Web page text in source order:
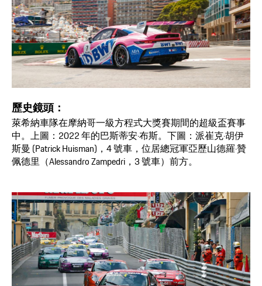
歷史鏡頭：
萊希納車隊在摩納哥一級方程式大獎賽期間的超級盃賽事
中。上圖：2022 年的巴斯蒂安·布斯。下圖：派崔克·胡伊
斯曼 (Patrick Huisman)，4 號車，位居總冠軍亞歷山德羅·贊
佩德里（Alessandro Zampedri，3 號車）前方。